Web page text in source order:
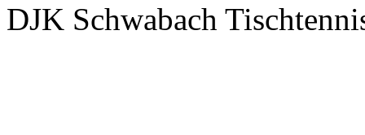
DJK Schwabach